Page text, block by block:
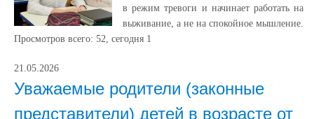
в режим тревоги и начинает работать на
выживание, а не на спокойное мышление.
Просмотров всего: 52, сегодня 1
21.05.2026
Уважаемые родители (законные
представители) детей в возрасте от